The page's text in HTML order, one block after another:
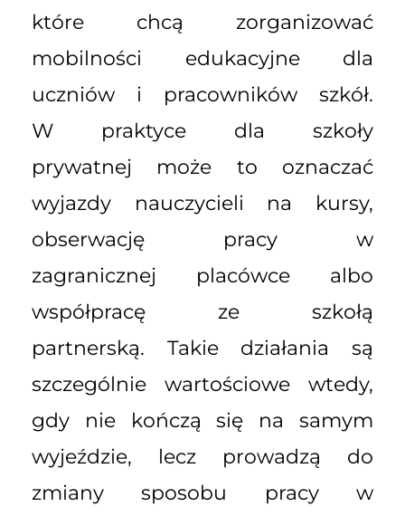
które chcą zorganizować
mobilności edukacyjne dla
uczniów i pracowników szkół.
W praktyce dla szkoły
prywatnej może to oznaczać
wyjazdy nauczycieli na kursy,
obserwację pracy w
zagranicznej placówce albo
współpracę ze szkołą
partnerską. Takie działania są
szczególnie wartościowe wtedy,
gdy nie kończą się na samym
wyjeździe, lecz prowadzą do
zmiany sposobu pracy w